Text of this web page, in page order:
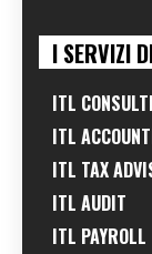
I SERVIZI
ITL
ITL
ITL TAX
ITL AUDIT
ITL PAYROLL